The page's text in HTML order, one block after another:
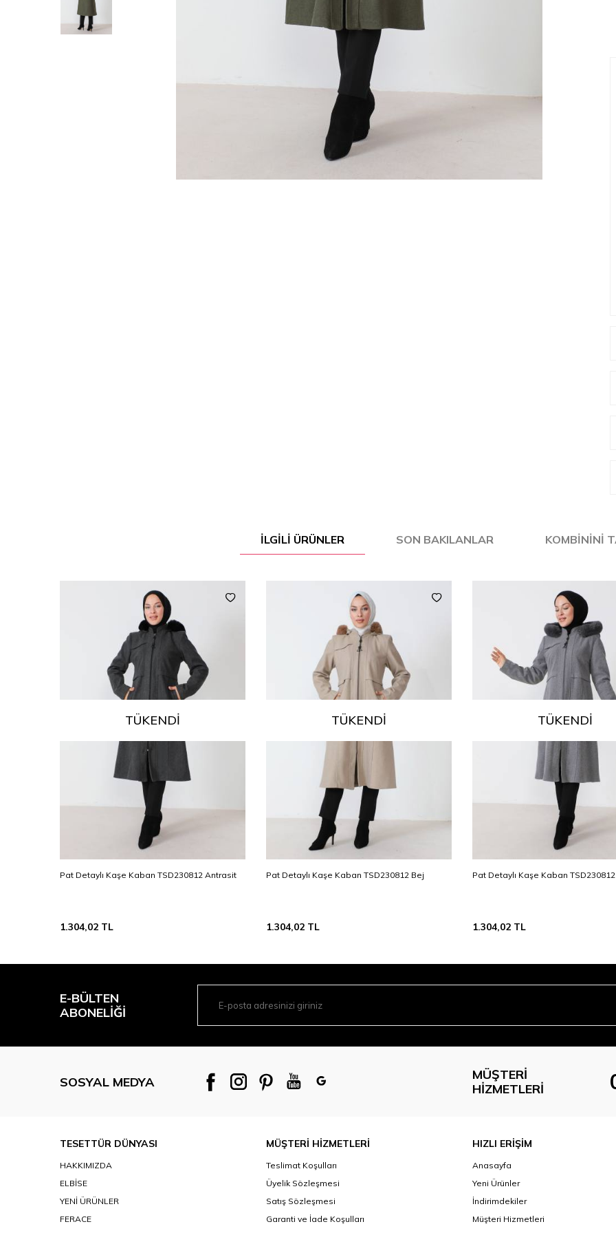
İLGILI ÜRÜNLER SON BAKILANLAR KOMBININI
TÜKENDI
Pat Detaylı Kaşe Kaban TSD230812 Antrasit
1.304,02 TL
TÜKENDI
Pat Detaylı Kaşe Kaban TSD230812 Bej
1.304,02 TL
TÜKENDI
Pat Detaylı Kaşe Kaban TSD230812
1.304,02 TL
E-BÜLTEN
ABONELIĞI
SOSYAL MEDYA
MÜŞTERI
HIZMETLERI
TESETTÜR DÜNYASI
HAKKIMIZDA
ELBİSE
YENİ ÜRÜNLER
FERACE
MÜŞTERİ HİZMETLERİ
Teslimat Koşulları
Üyelik Sözleşmesi
Satış Sözleşmesi
Garanti ve İade Koşulları
HIZLI ERİŞİM
Anasayfa
Yeni Ürünler
İndirimdekiler
Müşteri Hizmetleri